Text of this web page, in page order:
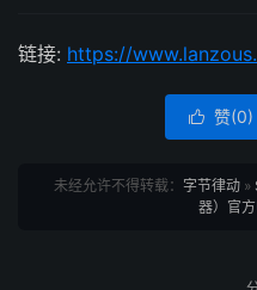
链接: https://
 赞(0)
未经允许不得转载： 字节律动 »
器）官